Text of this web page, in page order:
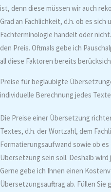
ist, denn diese müssen wir auch
Grad an Fachlichkeit, d.h. ob es
Fachterminologie handelt oder
den Preis. Oftmals gebe ich
all diese Faktoren bereits
Preise für beglaubigte
individuelle Berechnung jedes
Die Preise einer Übersetzung
Textes, d.h. der Wortzahl, dem
Formatierungsaufwand sowie ob
Übersetzung sein soll. Deshalb
Gerne gebe ich Ihnen einen
Übersetzungsauftrag ab. Füllen